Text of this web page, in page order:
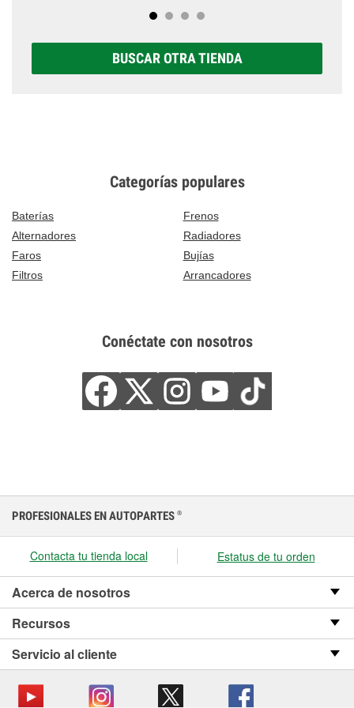
BUSCAR OTRA TIENDA
Categorías populares
Baterías
Frenos
Alternadores
Radiadores
Faros
Bujías
Filtros
Arrancadores
Conéctate con nosotros
PROFESIONALES EN AUTOPARTES ®
Contacta tu tienda local Estatus de tu orden
Acerca de nosotros
Recursos
Servicio al cliente